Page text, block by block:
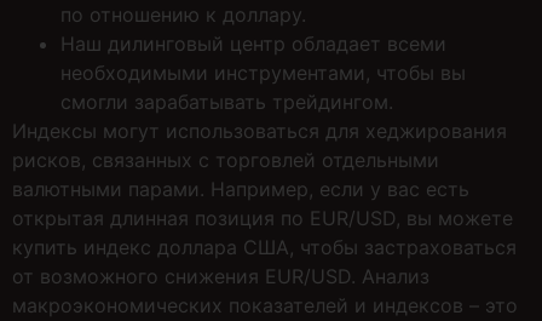
по отношению к доллару.
Наш дилинговый центр обладает всеми
необходимыми инструментами, чтобы вы
смогли зарабатывать трейдингом.
Индексы могут использоваться для хеджирования
рисков, связанных с торговлей отдельными
валютными парами. Например, если у вас есть
открытая длинная позиция по EUR/USD, вы можете
купить индекс доллара США, чтобы застраховаться
от возможного снижения EUR/USD. Анализ
макроэкономических показателей и индексов – это